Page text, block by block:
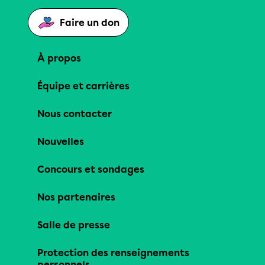
Faire un don
À propos
Équipe et carrières
Nous contacter
Nouvelles
Concours et sondages
Nos partenaires
Salle de presse
Protection des renseignements